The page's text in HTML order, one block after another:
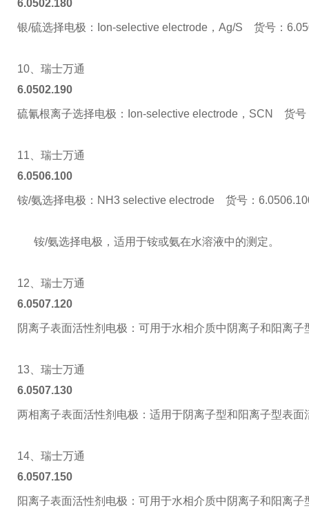
6.0502.180
银/硫选择电极：Ion-selective electrode，Ag/S 货号：
10、瑞士万通
6.0502.190
硫氰根离子选择电极：Ion-selective electrode，SCN 货号
11、瑞士万通
6.0506.100
铵/氨选择电极：NH3 selective electrode 货号：
铵/氨选择电极，适用于铵或氨在水溶液中的测定。
12、瑞士万通
6.0507.120
阴离子表面活性剂电极：可用于水相介质中阴离子和阳离
13、瑞士万通
6.0507.130
两相离子表面活性剂电极：适用于阴离子型和阳离子型表面
14、瑞士万通
6.0507.150
阳离子表面活性剂电极：可用于水相介质中阴离子和阳离